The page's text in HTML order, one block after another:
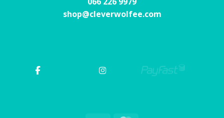
shop@cleverwolfee.com